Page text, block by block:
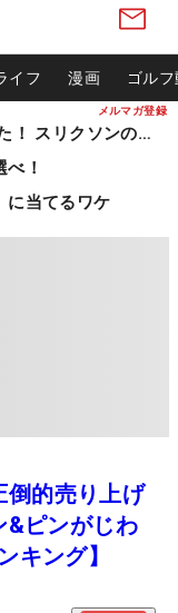
メルマガ登録
イフ 漫画 ゴル
『4』が消え『R』が加わった！ スリクソンの新作
！
に当てるワケ
倒的売り上げ
ピンがじわ
キング】